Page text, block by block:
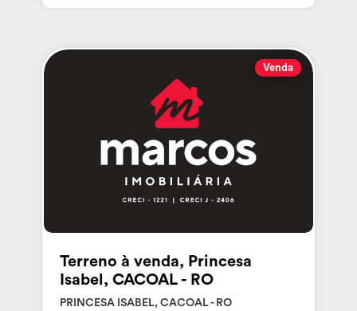
Venda
Terreno à venda, Princesa
Isabel, CACOAL - RO
PRINCESA ISABEL, CACOAL - RO